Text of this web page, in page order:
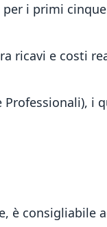
per i primi
ricavi e costi
Professionali), i
è consigliabile